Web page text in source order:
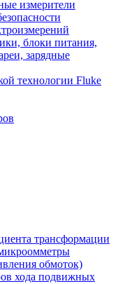
измерители
блоки питания,
зарядные
технологии Fluke
трансформации
обмоток)
хода подвижных